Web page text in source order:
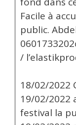
Facile à
public.
/
18/02/2022
19/02/2022
festival la